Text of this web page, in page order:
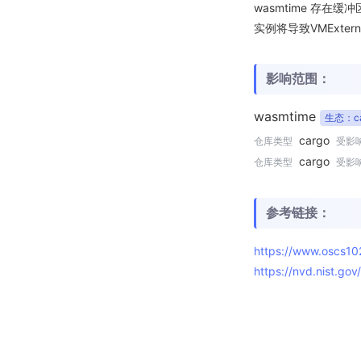
wasmtime 存在缓冲
实例将导致
影响范围：
wasmtime
生态：
仓库类型 cargo 受影
仓库类型 cargo 受影
参考链接：
https://
https://